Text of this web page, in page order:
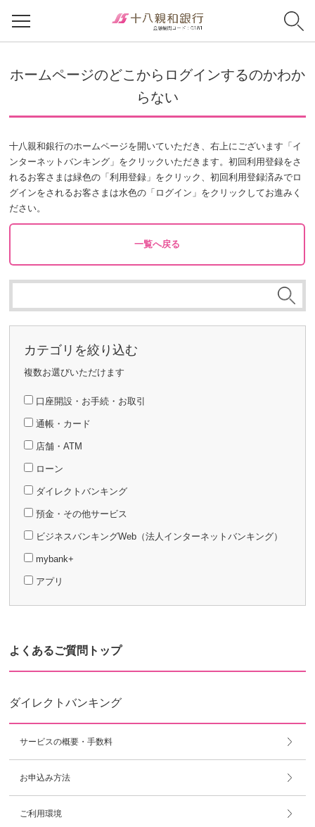
ホームページのどこからログインするのかわか
らない
十八親和銀行のホームページを開いていただき、右上にございます「イ
ンターネットバンキング」をクリックいただきます。初回利用登録をさ
れるお客さまは緑色の「利用登録」をクリック、初回利用登録済みでロ
グインをされるお客さまは水色の「ログイン」をクリックしてお進みく
ださい。
一覧へ戻る
カテゴリを絞り込む
複数お選びいただけます
口座開設・お手続・お取引
通帳・カード
店舗・ATM
ローン
ダイレクトバンキング
預金・その他サービス
ビジネスバンキングWeb（法人インターネットバンキング）
mybank+
アプリ
よくあるご質問トップ
ダイレクトバンキング
サービスの概要・手数料
お申込み方法
ご利用環境